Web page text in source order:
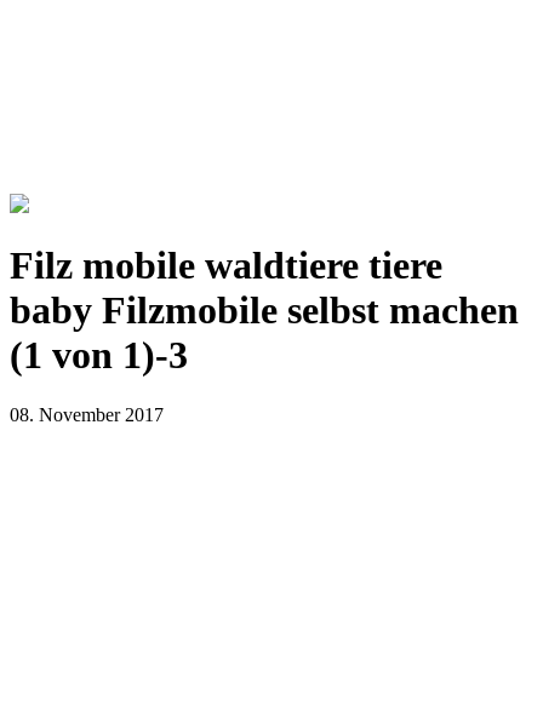
Filz mobile waldtiere tiere
baby Filzmobile selbst machen
(1 von 1)-3
08. November 2017